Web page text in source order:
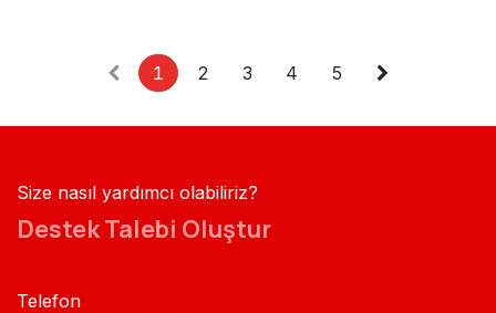
1 2 3 4 5
Size nasıl yardımcı olabiliriz?
Destek Talebi Oluştur
Telefon